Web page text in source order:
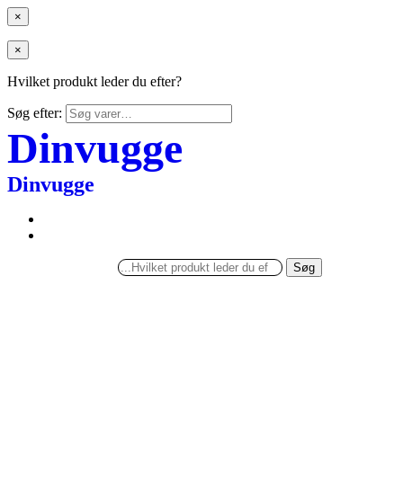
×
×
Hvilket produkt leder du efter?
Søg efter:
Dinvugge
Dinvugge
Søg